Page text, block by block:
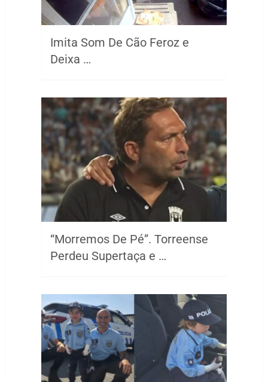
Imita Som De Cão Feroz e
Deixa …
“Morremos De Pé”. Torreense
Perdeu Supertaça e …